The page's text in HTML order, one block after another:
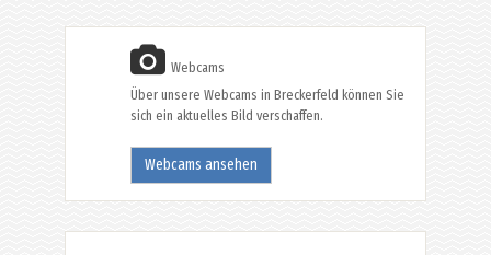
Webcams
Über unsere Webcams in Breckerfeld können Sie
sich ein aktuelles Bild verschaffen.
Webcams ansehen